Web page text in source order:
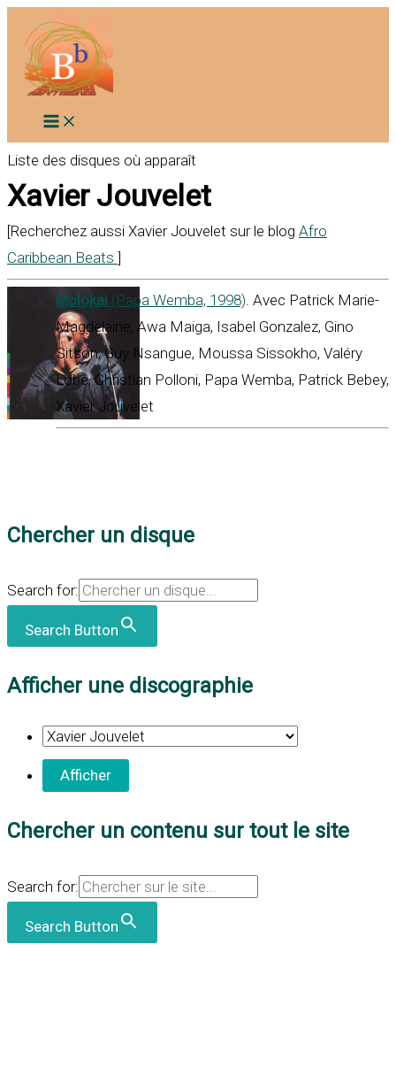
contenu
Liste des disques où apparaît
Xavier Jouvelet
[Recherchez aussi Xavier Jouvelet sur le blog Afro
Caribbean Beats ]
Molokai (Papa Wemba, 1998). Avec Patrick Marie-
Magdelaine, Awa Maiga, Isabel Gonzalez, Gino
Sitson, Guy Nsangue, Moussa Sissokho, Valéry
Lobé, Christian Polloni, Papa Wemba, Patrick Bebey,
Xavier Jouvelet
Chercher un disque
Search for:
Search Button
Afficher une discographie
Chercher un contenu sur tout le site
Search for:
Search Button